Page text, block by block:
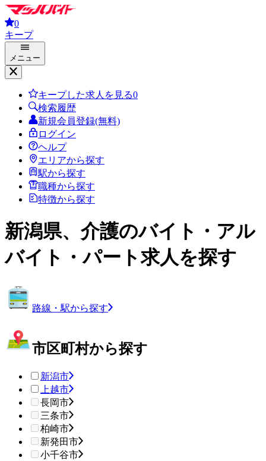
0
キープ
メニュー
キープした求人を見る0
検索履歴
新規会員登録(無料)
ログイン
ヘルプ
エリアから探す
駅から探す
職種から探す
特徴から探す
新潟県、介護のバイト・アル
バイト・パート求人を探す
路線・駅から探す
市区町村から探す
新潟市
上越市
長岡市
三条市
柏崎市
新発田市
小千谷市